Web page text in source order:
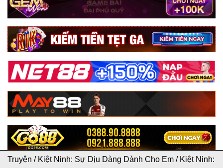
Truyện / Kiệt Ninh: Sự Dịu Dàng Dành Cho Em / Kiệt Ninh: